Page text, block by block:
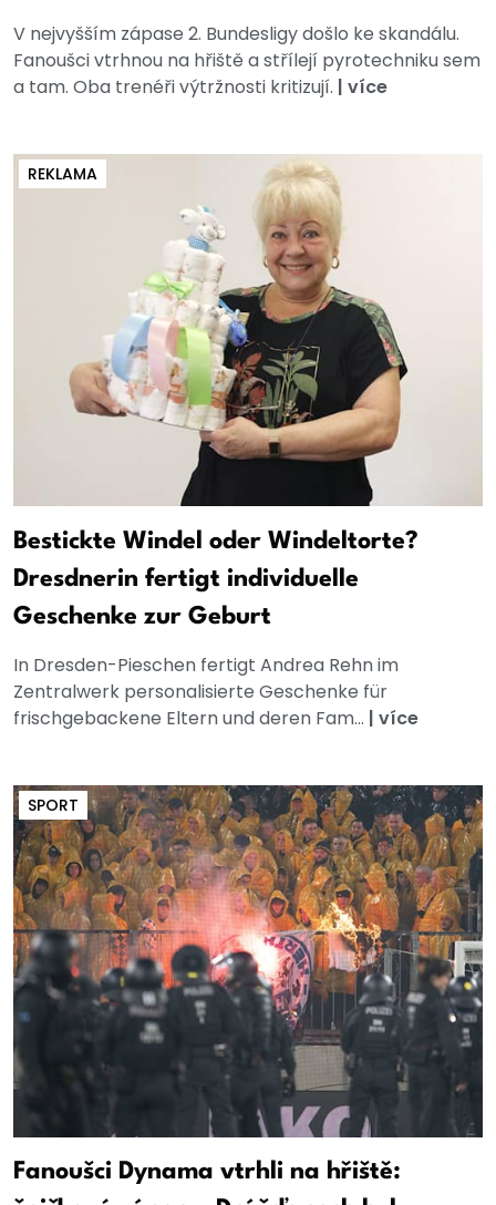
V nejvyšším zápase 2. Bundesligy došlo ke skandálu.
Fanoušci vtrhnou na hřiště a střílejí pyrotechniku sem
a tam. Oba trenéři výtržnosti kritizují. | více
REKLAMA
Bestickte Windel oder Windeltorte?
Dresdnerin fertigt individuelle
Geschenke zur Geburt
In Dresden-Pieschen fertigt Andrea Rehn im
Zentralwerk personalisierte Geschenke für
frischgebackene Eltern und deren Fam... | více
SPORT
Fanoušci Dynama vtrhli na hřiště: